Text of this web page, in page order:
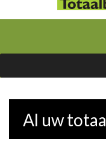
Al uw